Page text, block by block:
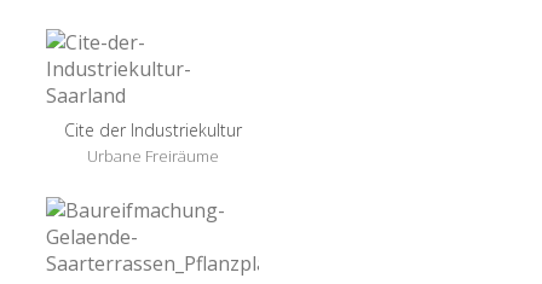
Cite der Industriekultur
Urbane Freiräume